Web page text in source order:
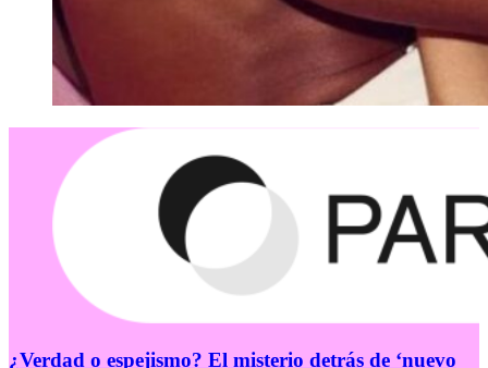
¿Verdad o espejismo? El misterio detrás de ‘nuevo